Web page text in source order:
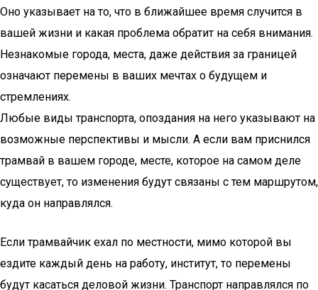
Оно указывает на то, что в ближайшее время случится в
вашей жизни и какая проблема обратит на себя внимания.
Незнакомые города, места, даже действия за границей
означают перемены в ваших мечтах о будущем и
стремлениях.
Любые виды транспорта, опоздания на него указывают на
возможные перспективы и мысли. А если вам приснился
трамвай в вашем городе, месте, которое на самом деле
существует, то изменения будут связаны с тем маршрутом,
куда он направлялся.
Если трамвайчик ехал по местности, мимо которой вы
ездите каждый день на работу, институт, то перемены
будут касаться деловой жизни. Транспорт направлялся по